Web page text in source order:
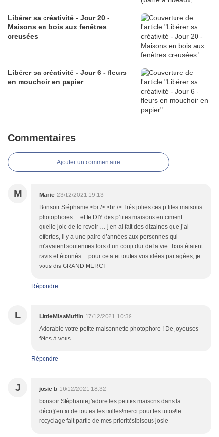
Libérer sa créativité - Jour 20 -
Maisons en bois aux fenêtres
creusées
Libérer sa créativité - Jour 6 - fleurs
en mouchoir en papier
Commentaires
Ajouter un commentaire
M Marie 23/12/2021 19:13
Bonsoir Stéphanie <br /> <br /> Très jolies ces p’tites maisons
photophores… et le DIY des p’tites maisons en ciment …
quelle joie de le revoir … j’en ai fait des dizaines que j’ai
offertes, il y a une paire d’années aux personnes qui
m’avaient soutenues lors d’un coup dur de la vie. Tous étaient
ravis et étonnés… pour cela et toutes vos idées partagées, je
vous dis GRAND MERCI
Répondre
L LittleMissMuffin 17/12/2021 10:39
Adorable votre petite maisonnette photophore ! De joyeuses
fêtes à vous.
Répondre
J josie b 16/12/2021 18:32
bonsoir Stéphanie,j'adore les petites maisons dans la
déco!j'en ai de toutes les tailles!merci pour tes tutos!le
recyclage fait partie de mes priorités!bisous josie